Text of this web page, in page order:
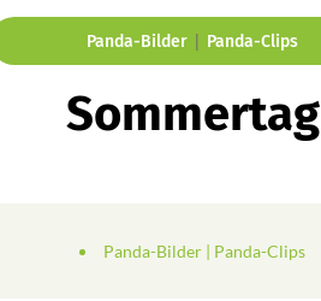
Panda-Bilder | Panda-Clips
Sommertag
Panda-Bilder| Panda-Clips